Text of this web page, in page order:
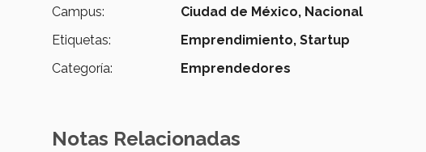
Campus: Ciudad de México, Nacional
Etiquetas:
Emprendimiento, Startup
Categoría:
Emprendedores
Notas Relacionadas